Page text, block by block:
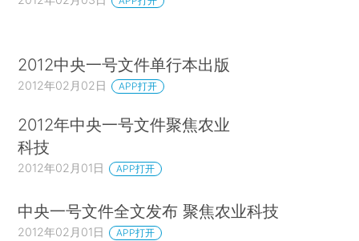
2012中央一号文件单行本出版
2012年02月02日 APP打开
2012年中央一号文件聚焦农业
科技
2012年02月01日 APP打开
中央一号文件全文发布 聚焦农业科技
2012年02月01日 APP打开